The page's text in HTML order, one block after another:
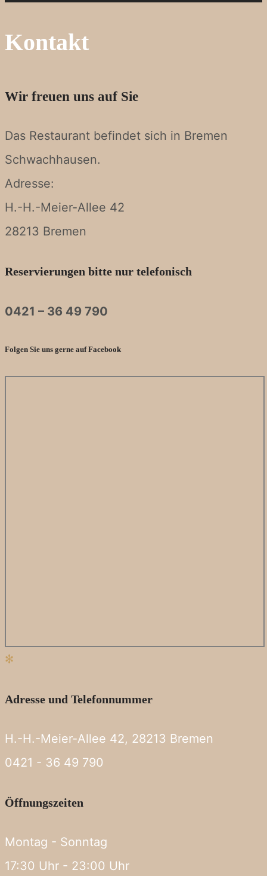
Kontakt
Wir freuen uns auf Sie
Das Restaurant befindet sich in Bremen
Schwachhausen.
Adresse:
H.-H.-Meier-Allee 42
28213 Bremen
Reservierungen bitte nur telefonisch
0421 – 36 49 790
Folgen Sie uns gerne auf Facebook
✻
Adresse und Telefonnummer
H.-H.-Meier-Allee 42, 28213 Bremen
0421 - 36 49 790
Öffnungszeiten
Montag - Sonntag
17:30 Uhr - 23:00 Uhr